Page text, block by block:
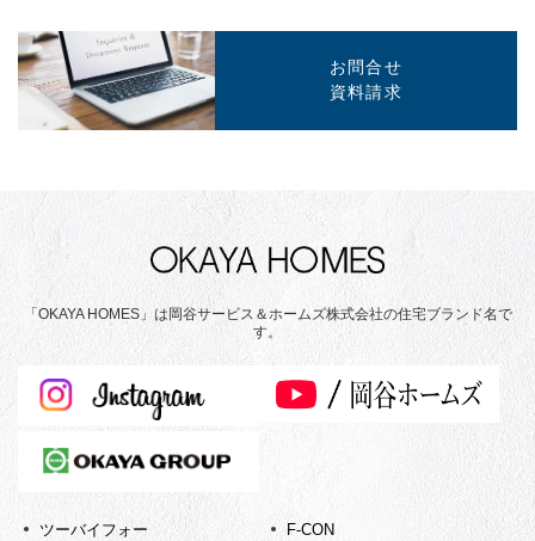
お問合せ
資料請求
「OKAYA HOMES」は岡谷サービス＆ホームズ株式会社の住宅ブランド名で
す。
ツーバイフォー F-CON